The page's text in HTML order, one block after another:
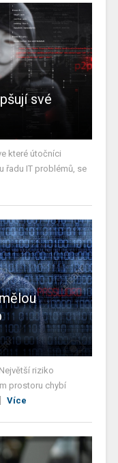
své
které útočníci
řadu IT problémů, se
riziko
prostoru chybí
Více